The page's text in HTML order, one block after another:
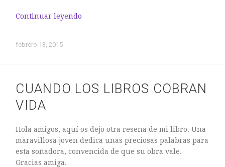
Continuar leyendo
febrero 13, 2015
CUANDO LOS LIBROS COBRAN
VIDA
Hola amigos, aquí os dejo otra reseña de mi libro. Una
maravillosa joven dedica unas preciosas palabras para
esta soñadora, convencida de que su obra vale.
Gracias amiga.